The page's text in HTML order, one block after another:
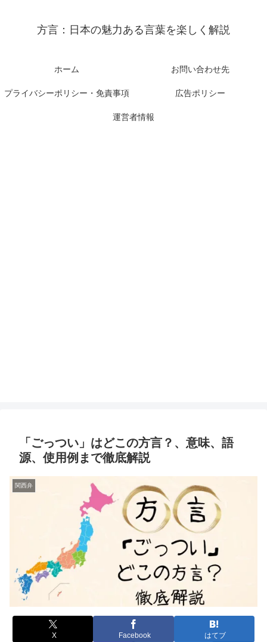
方言：日本の魅力ある言葉を楽しく解説
ホーム お問い合わせ先
プライバシーポリシー・免責事項 広告ポリシー
運営者情報
「ごっつい」はどこの方言？、意味、語
源、使用例まで徹底解説
関西弁
X Facebook はてブ